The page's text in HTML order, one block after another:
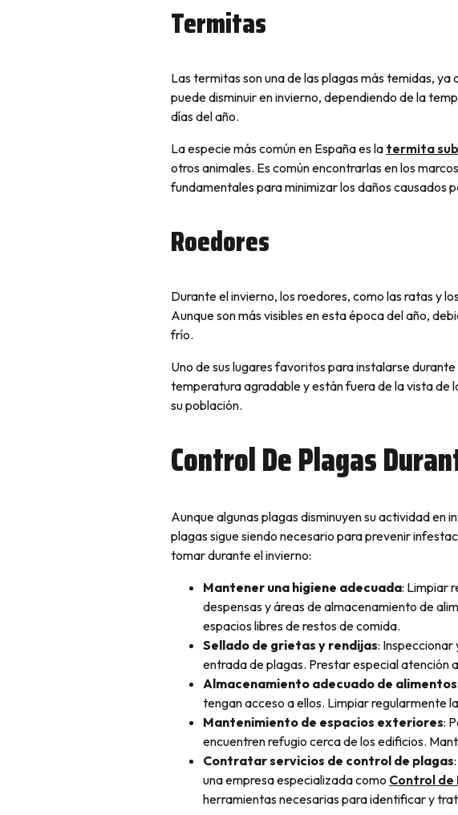
Termitas
Las termitas son una de las plagas más temidas,
puede disminuir en invierno, dependiendo de la
días del año.
La especie más común en España es la termita
otros animales. Es común encontrarlas en los
fundamentales para minimizar los daños causados
Roedores
Durante el invierno, los roedores, como las ratas y
Aunque son más visibles en esta época del año,
frío.
Uno de sus lugares favoritos para instalarse
temperatura agradable y están fuera de la vista de
su población.
Control De Plagas
Aunque algunas plagas disminuyen su actividad
plagas sigue siendo necesario para prevenir
tomar durante el invierno:
Mantener una higiene adecuada: Limpiar
despensas y áreas de almacenamiento de
espacios libres de restos de comida.
Sellado de grietas y rendijas: Inspeccionar
entrada de plagas. Prestar especial atención
Almacenamiento adecuado de alimentos
tengan acceso a ellos. Limpiar regularmente
Mantenimiento de espacios exteriores:
encuentren refugio cerca de los edificios.
Contratar servicios de control de plagas
una empresa especializada como Control de
herramientas necesarias para identificar y